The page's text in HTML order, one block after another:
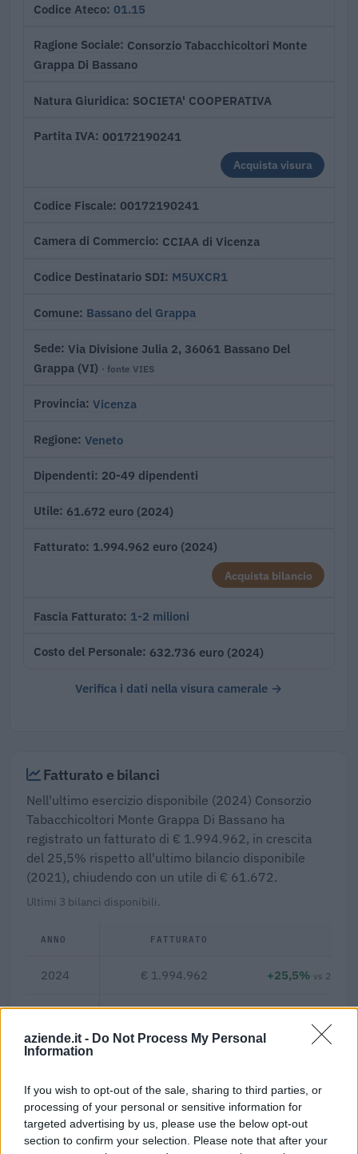
aziende.it - Do Not Process My Personal
Information
If you wish to opt-out of the sale, sharing to third parties, or
processing of your personal or sensitive information for
targeted advertising by us, please use the below opt-out
section to confirm your selection. Please note that after your
Codice Ateco 01.15
Ragione Sociale Consorzio Tabacchicoltori Monte
Grappa Di Bassano
Natura Giuridica SOCIETA' COOPERATIVA
Partita IVA 00172190241
Acquista visura
Codice Fiscale 00172190241
Camera di Commercio CCIAA di Vicenza
Codice Destinatario SDI M5UXCR1
Comune Bassano del Grappa
Sede Via Divisione Julia 2, 36061 Bassano Del
Grappa (VI) · fonte VIES
Provincia Vicenza
Regione Veneto
Dipendenti 20-49 dipendenti
Utile 61.672 euro (2024)
Fatturato 1.994.962 euro (2024)
Acquista bilancio
Fascia Fatturato 1-2 milioni
Costo del Personale 632.736 euro (2024)
Verifica i dati nella visura camerale →
Fatturato e bilanci
Nell'ultimo esercizio disponibile (2024) Consorzio
Tabacchicoltori Monte Grappa Di Bassano ha
registrato un fatturato di € 1.994.962, in crescita
del 25,5% rispetto all'ultimo bilancio disponibile
(2021), chiudendo con un utile di € 61.672.
Ultimi 3 bilanci disponibili.
ANNO FATTURATO
2024 € 1.994.962 +25,5% vs 2021
2021 € 1.589.485 +42,2%
2020
3,1%
Margine netto